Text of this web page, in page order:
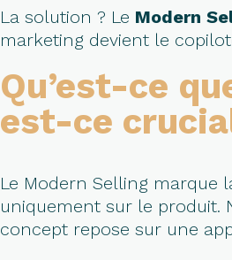
La solution ? Le Modern
marketing devient le
Qu’est-ce
est-ce
Le Modern Selling marque
uniquement sur le produit.
concept repose sur une